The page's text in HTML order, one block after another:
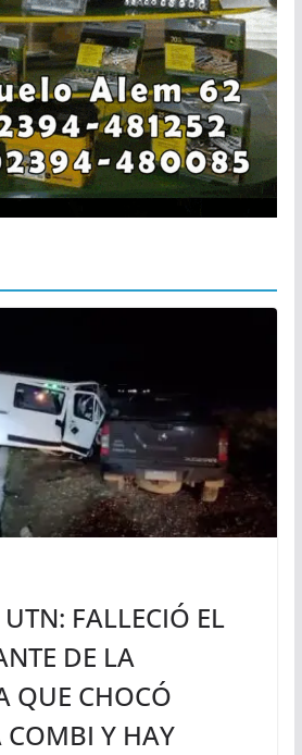
FALLECIÓ EL
DE LA
QUE CHOCÓ
COMBI Y HAY